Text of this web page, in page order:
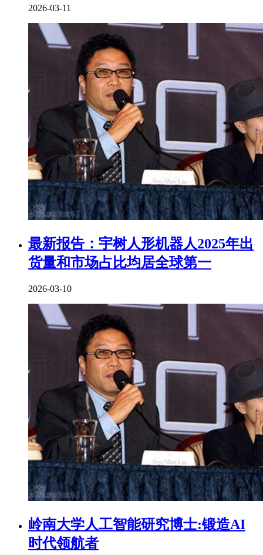
2026-03-11
最新报告：宇树人形机器人2025年出
货量和市场占比均居全球第一
2026-03-10
岭南大学人工智能研究博士:锻造AI
时代领航者